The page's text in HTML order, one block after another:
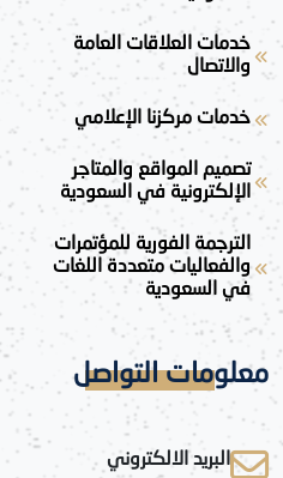
خدمات العلاقات العامة
والاتصال
خدمات مركزنا الإعلامي
تصميم المواقع والمتاجر
الإلكترونية في السعودية
الترجمة الفورية للمؤتمرات
والفعاليات متعددة اللغات
في السعودية
معلومات التواصل
البريد الالكتروني